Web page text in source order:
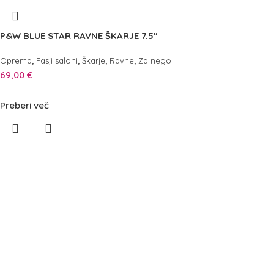
P&W BLUE STAR RAVNE ŠKARJE 7.5″
Oprema, Pasji saloni, Škarje, Ravne, Za nego
69,00 €
Preberi več